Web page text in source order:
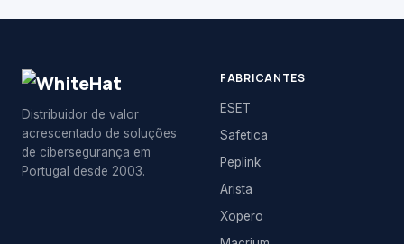
Distribuidor de valor
acrescentado de soluções
de cibersegurança em
Portugal desde 2003.
FABRICANTES
ESET
Safetica
Peplink
Arista
Xopero